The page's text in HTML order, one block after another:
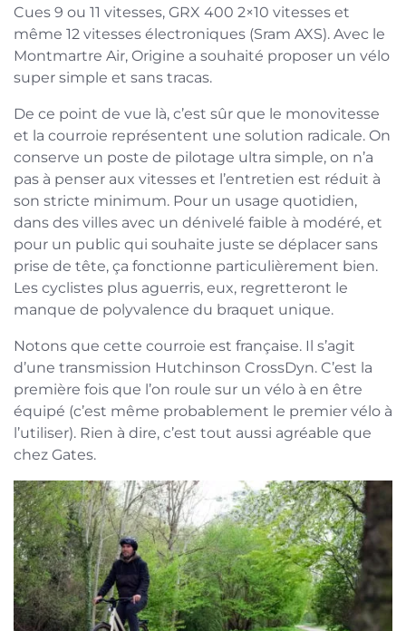
Cues 9 ou 11 vitesses, GRX 400 2×10 vitesses et
même 12 vitesses électroniques (Sram AXS). Avec le
Montmartre Air, Origine a souhaité proposer un vélo
super simple et sans tracas.
De ce point de vue là, c’est sûr que le monovitesse
et la courroie représentent une solution radicale. On
conserve un poste de pilotage ultra simple, on n’a
pas à penser aux vitesses et l’entretien est réduit à
son stricte minimum. Pour un usage quotidien,
dans des villes avec un dénivelé faible à modéré, et
pour un public qui souhaite juste se déplacer sans
prise de tête, ça fonctionne particulièrement bien.
Les cyclistes plus aguerris, eux, regretteront le
manque de polyvalence du braquet unique.
Notons que cette courroie est française. Il s’agit
d’une transmission Hutchinson CrossDyn. C’est la
première fois que l’on roule sur un vélo à en être
équipé (c’est même probablement le premier vélo à
l’utiliser). Rien à dire, c’est tout aussi agréable que
chez Gates.